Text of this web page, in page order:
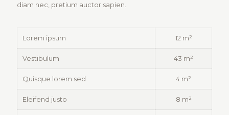
diam nec, pretium auctor sapien.
Lorem ipsum 12 m²
Vestibulum 43 m²
Quisque lorem sed 4 m²
Eleifend justo 8 m²